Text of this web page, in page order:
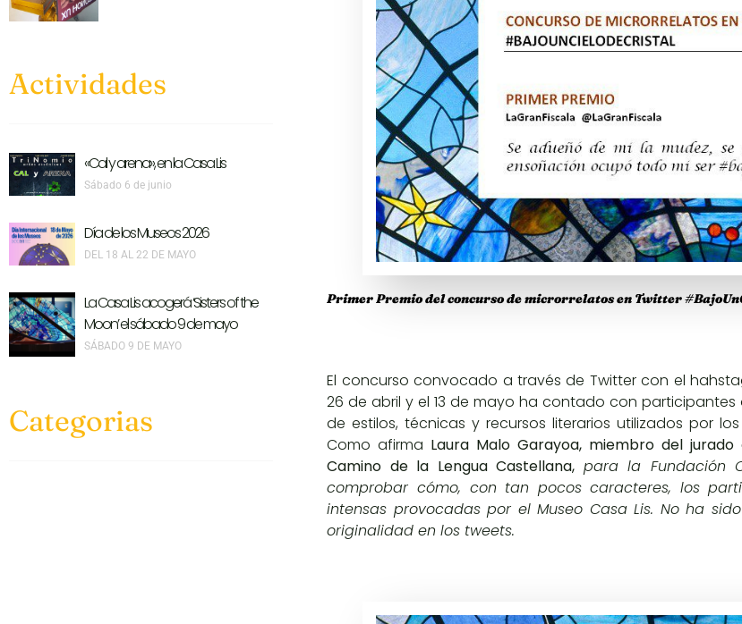
Actividades
«Cal y arena», en la Casa Lis
Sábado 6 de junio
Día de los Museos 2026
DEL 18 AL 22 DE MAYO
La Casa Lis acogerá ‘Sisters of the
Moon’ el sábado 9 de mayo
SÁBADO 9 DE MAYO
Categorias
Primer Premio del concurso de microrrelatos en Twitter
El concurso convocado a través de Twittercon el
26 de abril y el 13 de mayo ha contado con
de estilos, técnicas y recursos literarios utilizados por
Como afirma Laura Malo Garayoa, miembro del
Camino de la Lengua Castellana, para la Fundación
comprobar cómo, con tan pocos caracteres, los
intensas provocadas por el Museo Casa Lis. No ha
originalidad en los tweets.